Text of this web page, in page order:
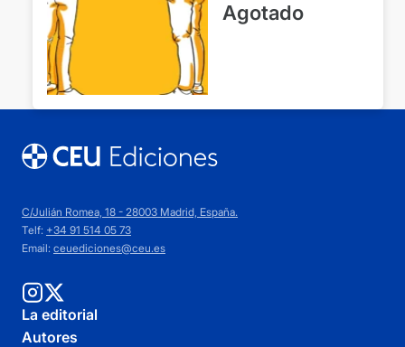
Agotado
C/Julián Romea, 18 - 28003 Madrid, España.
Telf: +34 91 514 05 73
Email: ceuediciones@ceu.es
La editorial
Autores